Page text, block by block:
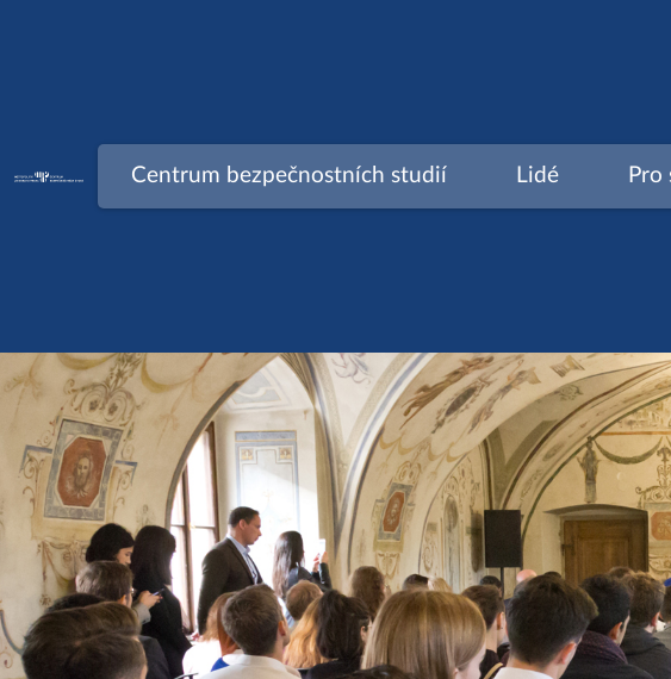
Centrum bezpečnostních studií Lidé Pro